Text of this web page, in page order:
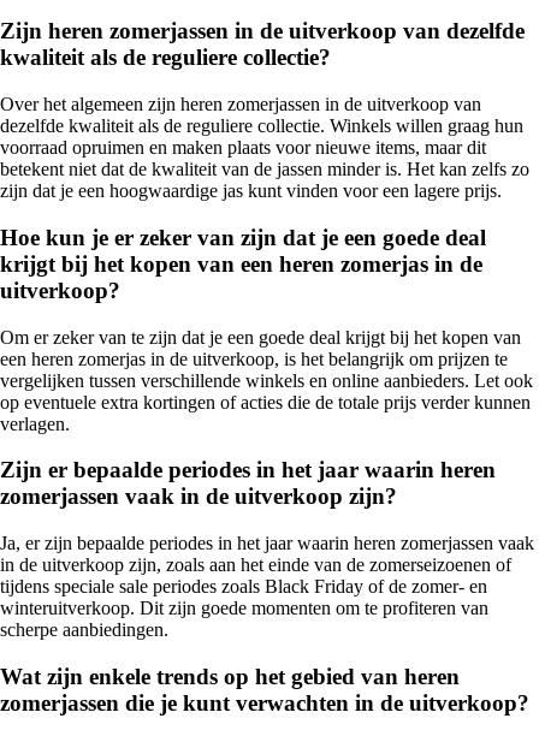
Zijn heren zomerjassen in de uitverkoop van dezelfde
kwaliteit als de reguliere collectie?
Over het algemeen zijn heren zomerjassen in de uitverkoop van
dezelfde kwaliteit als de reguliere collectie. Winkels willen graag hun
voorraad opruimen en maken plaats voor nieuwe items, maar dit
betekent niet dat de kwaliteit van de jassen minder is. Het kan zelfs zo
zijn dat je een hoogwaardige jas kunt vinden voor een lagere prijs.
Hoe kun je er zeker van zijn dat je een goede deal
krijgt bij het kopen van een heren zomerjas in de
uitverkoop?
Om er zeker van te zijn dat je een goede deal krijgt bij het kopen van
een heren zomerjas in de uitverkoop, is het belangrijk om prijzen te
vergelijken tussen verschillende winkels en online aanbieders. Let ook
op eventuele extra kortingen of acties die de totale prijs verder kunnen
verlagen.
Zijn er bepaalde periodes in het jaar waarin heren
zomerjassen vaak in de uitverkoop zijn?
Ja, er zijn bepaalde periodes in het jaar waarin heren zomerjassen vaak
in de uitverkoop zijn, zoals aan het einde van de zomerseizoenen of
tijdens speciale sale periodes zoals Black Friday of de zomer- en
winteruitverkoop. Dit zijn goede momenten om te profiteren van
scherpe aanbiedingen.
Wat zijn enkele trends op het gebied van heren
zomerjassen die je kunt verwachten in de uitverkoop?